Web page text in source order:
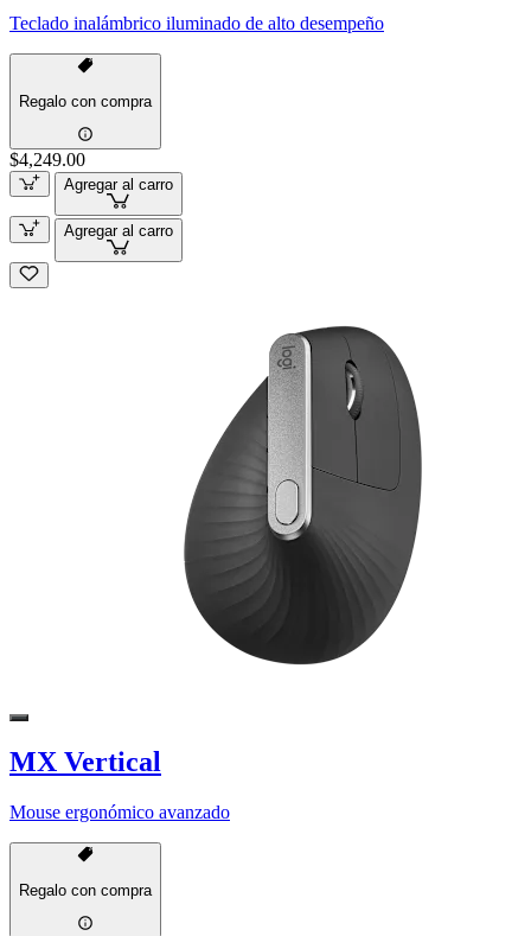
Teclado inalámbrico iluminado de alto desempeño
Regalo con compra
$4,249.00
Agregar al carro
Agregar al carro
MX Vertical
Mouse ergonómico avanzado
Regalo con compra